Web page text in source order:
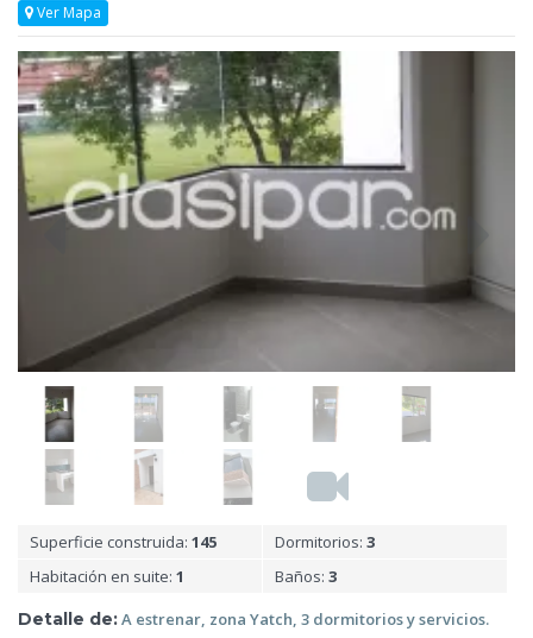
Ver Mapa
Superficie construida: 145 Dormitorios: 3
Habitación en suite: 1 Baños: 3
Detalle de:A estrenar, zona Yatch, 3 dormitorios y servicios.